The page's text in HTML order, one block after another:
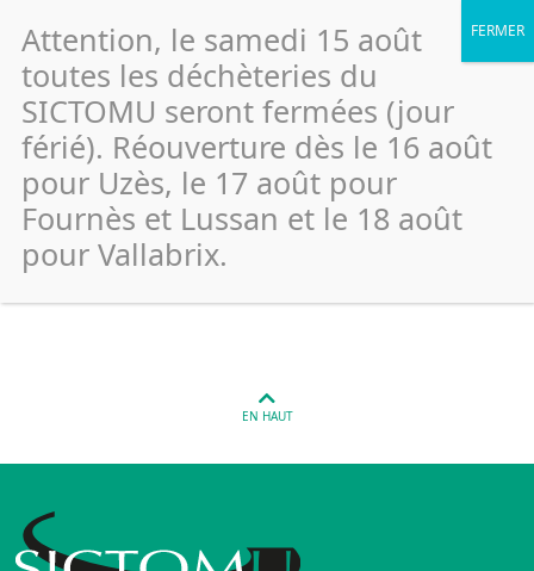
Vers Pont Du Gard – Stade
(Verre)
Publié le 26 janvier 2022
EN HAUT
Attention, le samedi 15 août
toutes les déchèteries du
SICTOMU seront fermées (jour
férié). Réouverture dès le 16 août
pour Uzès, le 17 août pour
Fournès et Lussan et le 18 août
pour Vallabrix.